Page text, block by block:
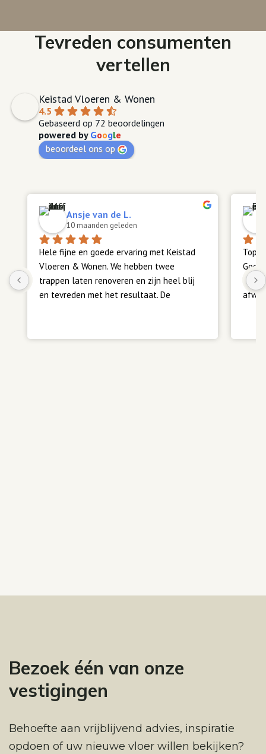
Tevreden consumenten
vertellen
Keistad Vloeren & Wonen
4.5
Gebaseerd op 72 beoordelingen
powered by Google
beoordeel ons op
Ansje van de L.
10 maanden geleden
Hele fijne en goede ervaring met Keistad
Vloeren & Wonen. We hebben twee
trappen laten renoveren en zijn heel blij
en tevreden met het resultaat. De
fijn. Een aanrader.
Top
ook
Bezoek één van onze
vestigingen
Behoefte aan vrijblijvend advies, inspiratie
opdoen of uw nieuwe vloer willen bekijken?